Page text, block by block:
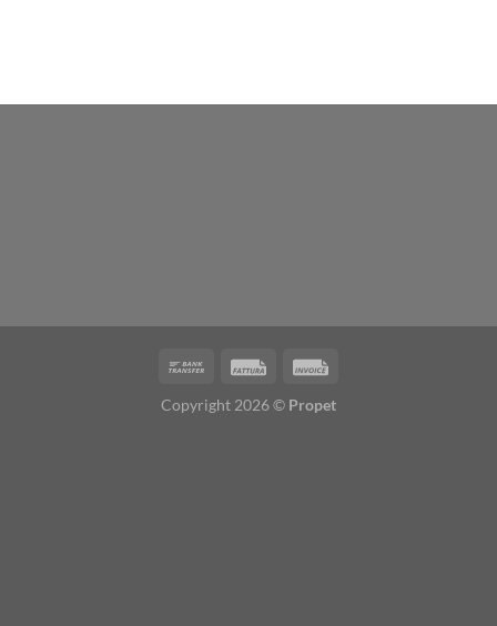
Copyright 2026 © Propet